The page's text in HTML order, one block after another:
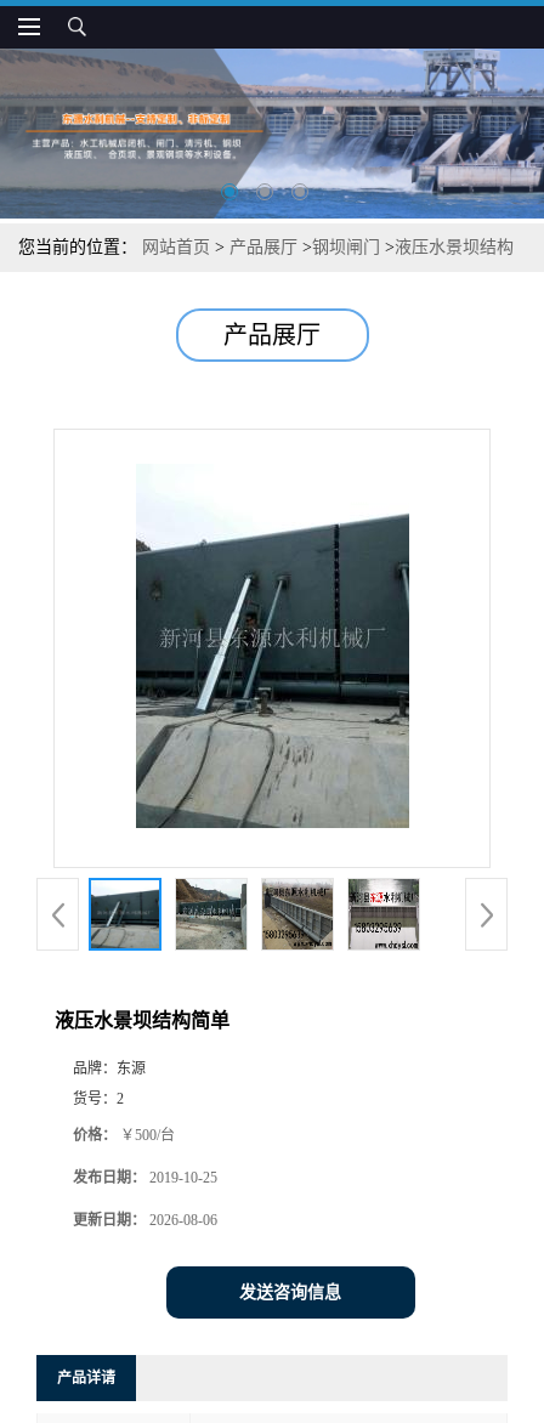
您当前的位置： 网站首页 > 产品展厅 >钢坝闸门 >液压水景坝结构
产品展厅
液压水景坝结构简单
品牌： 东源
货号： 2
价格： ￥500/台
发布日期： 2019-10-25
更新日期： 2026-08-06
发送咨询信息
产品详请